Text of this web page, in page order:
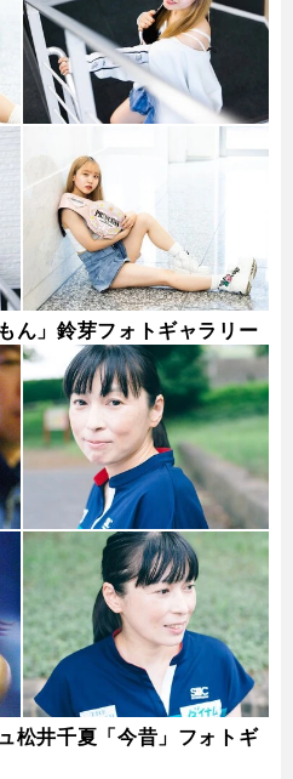
ん」鈴芽フォトギャラリー
松井千夏「今昔」フォトギ